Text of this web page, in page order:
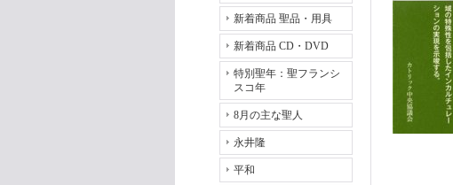
新着商品 聖品・用具
新着商品 CD・DVD
特別聖年：聖フランシ
スコ年
8月の主な聖人
永井隆
平和